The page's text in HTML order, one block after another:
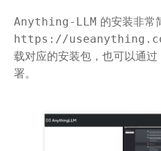
Anything-LLM 的安装非常
https://
载对应的安装包，也可以通过
署。